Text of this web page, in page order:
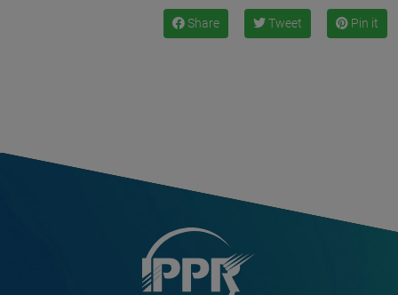
Share Tweet Pin it